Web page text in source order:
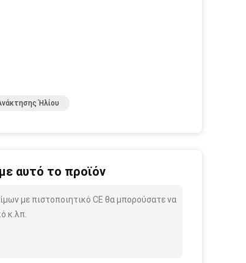
Ήλίου
αυτό το προϊόν
με πιστοποιητικό CE θα μπορούσατε να
κ.λπ.